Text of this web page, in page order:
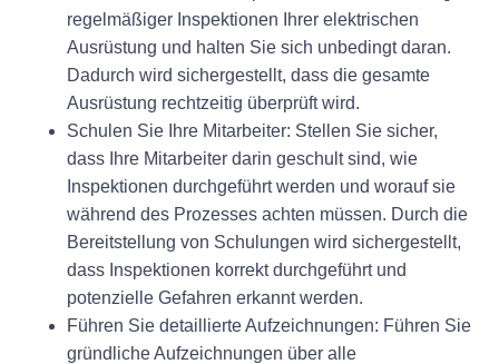
regelmäßiger Inspektionen Ihrer elektrischen
Ausrüstung und halten Sie sich unbedingt daran.
Dadurch wird sichergestellt, dass die gesamte
Ausrüstung rechtzeitig überprüft wird.
Schulen Sie Ihre Mitarbeiter: Stellen Sie sicher,
dass Ihre Mitarbeiter darin geschult sind, wie
Inspektionen durchgeführt werden und worauf sie
während des Prozesses achten müssen. Durch die
Bereitstellung von Schulungen wird sichergestellt,
dass Inspektionen korrekt durchgeführt und
potenzielle Gefahren erkannt werden.
Führen Sie detaillierte Aufzeichnungen: Führen Sie
gründliche Aufzeichnungen über alle